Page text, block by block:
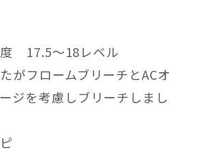
17.5〜18レベル
がフロームブリーチとACオ
ジを考慮しブリーチしまし